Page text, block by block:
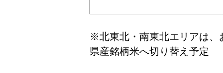
※北東北・南東北エリアは、
県産銘柄米へ切り替え予定